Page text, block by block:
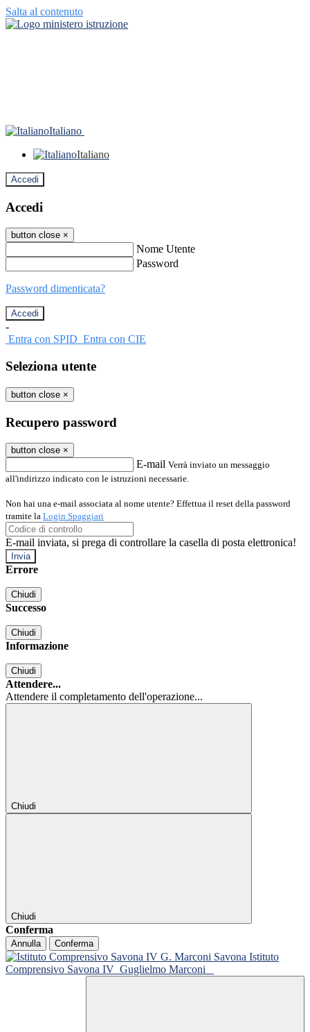
Salta al contenuto
Italiano
Italiano
Accedi
Accedi
button close ×
Nome Utente
Password
Password dimenticata?
-
Entra con SPID Entra con CIE
Seleziona utente
button close ×
Recupero password
button close ×
E-mail Verrà inviato un messaggio
all'indirizzo indicato con le istruzioni necessarie.
Non hai una e-mail associata al nome utente? Effettua il reset della password
tramite la Login Spaggiari
E-mail inviata, si prega di controllare la casella di posta elettronica!
Errore
Chiudi
Successo
Chiudi
Informazione
Chiudi
Attendere...
Attendere il completamento dell'operazione...
Chiudi
Chiudi
Conferma
Annulla Conferma
Istituto
Comprensivo Savona IV Guglielmo Marconi